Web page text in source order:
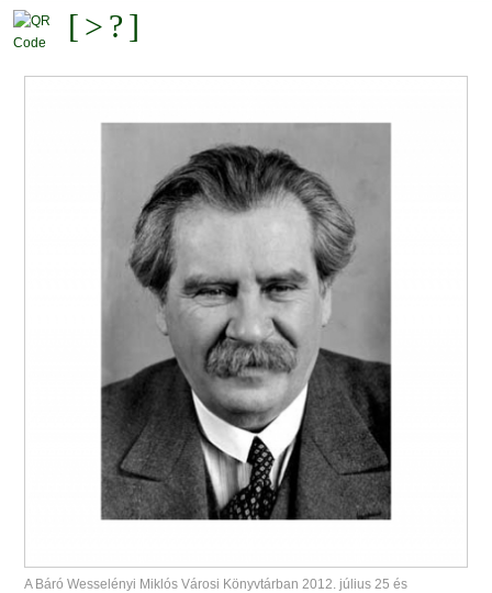
A Báró Wesselényi Miklós Városi Könyvtárban 2012. július 25 és